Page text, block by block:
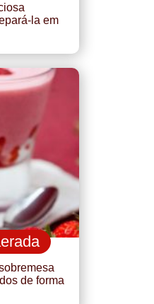
la em
de forma